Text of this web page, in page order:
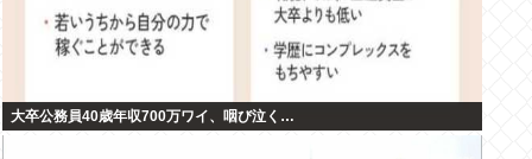
大卒公務員40歳年収700万ワイ、咽び泣く…